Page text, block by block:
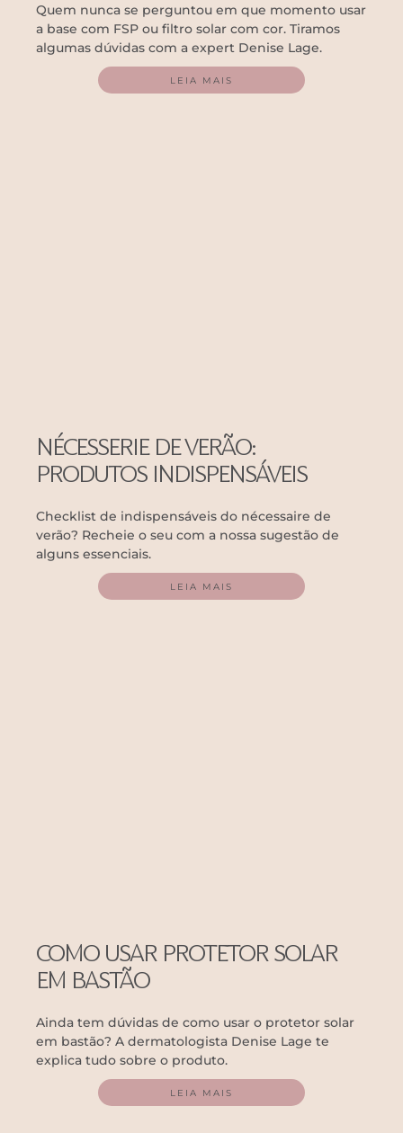
Quem nunca se perguntou em que momento usar
a base com FSP ou filtro solar com cor. Tiramos
algumas dúvidas com a expert Denise Lage.
LEIA MAIS
NÉCESSERIE DE VERÃO:
PRODUTOS INDISPENSÁVEIS
Checklist de indispensáveis do nécessaire de
verão? Recheie o seu com a nossa sugestão de
alguns essenciais.
LEIA MAIS
COMO USAR PROTETOR SOLAR
EM BASTÃO
Ainda tem dúvidas de como usar o protetor solar
em bastão? A dermatologista Denise Lage te
explica tudo sobre o produto.
LEIA MAIS